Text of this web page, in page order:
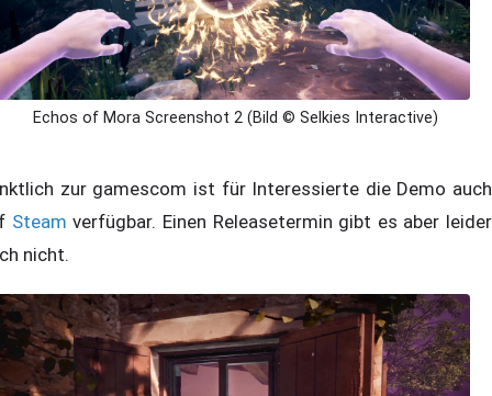
Echos of Mora Screenshot 2 (Bild © Selkies Interactive)
zur gamescom ist für Interessierte die Demo auch
Steam verfügbar. Einen Releasetermin gibt es aber leider
nicht.